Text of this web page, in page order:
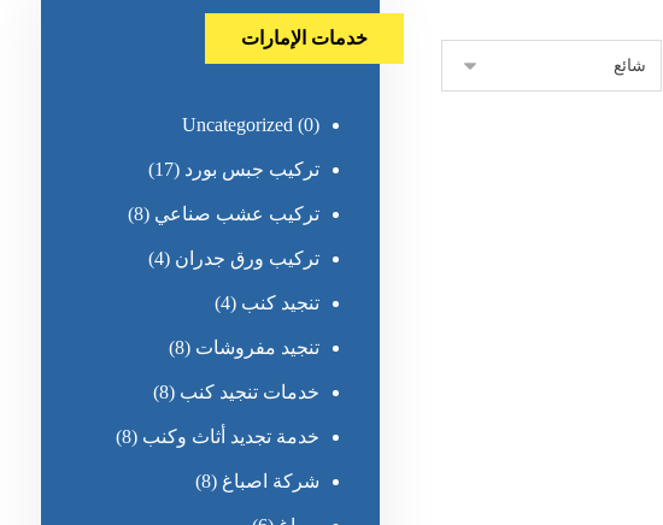
خدمات الإمارات
Uncategorized (0)
تركيب جبس بورد (17)
تركيب عشب صناعي (8)
تركيب ورق جدران (4)
تنجيد كنب (4)
تنجيد مفروشات (8)
خدمات تنجيد كنب (8)
خدمة تجديد أثاث وكنب (8)
شركة اصباغ (8)